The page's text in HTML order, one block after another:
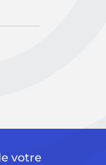
votre